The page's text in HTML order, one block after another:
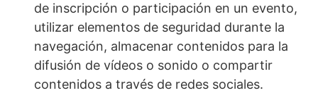
de inscripción o participación en un evento,
utilizar elementos de seguridad durante la
navegación, almacenar contenidos para la
difusión de vídeos o sonido o compartir
contenidos a través de redes sociales.